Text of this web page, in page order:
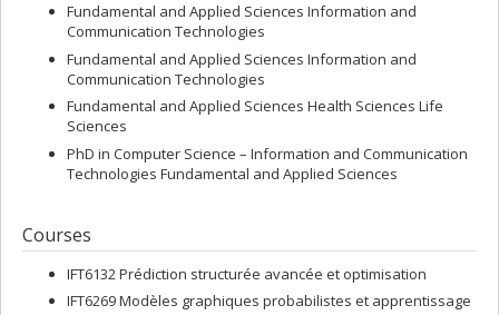
Fundamental and Applied Sciences Information and
Communication Technologies
Fundamental and Applied Sciences Information and
Communication Technologies
Fundamental and Applied Sciences Health Sciences Life
Sciences
PhD in Computer Science – Information and Communication
Technologies Fundamental and Applied Sciences
Courses
IFT6132 Prédiction structurée avancée et optimisation
IFT6269 Modèles graphiques probabilistes et apprentissage